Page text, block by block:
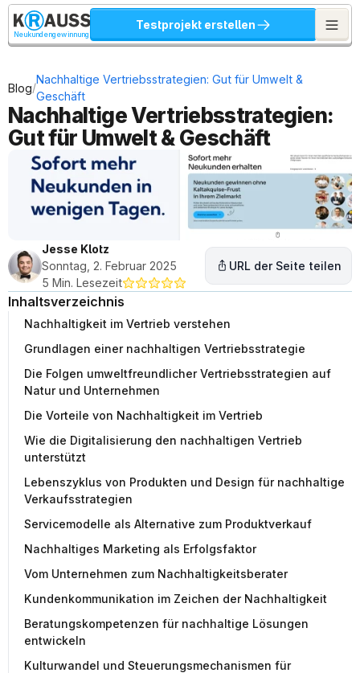
Neukundengewinnung
Testprojekt erstellen
Blog/
Nachhaltige Vertriebsstrategien: Gut für Umwelt &
Geschäft
Nachhaltige Vertriebsstrategien:
Gut für Umwelt & Geschäft
Jesse Klotz
Sonntag, 2. Februar 2025
5 Min. Lesezeit
URL der Seite teilen
Inhaltsverzeichnis
Nachhaltigkeit im Vertrieb verstehen
Grundlagen einer nachhaltigen Vertriebsstrategie
Die Folgen umweltfreundlicher Vertriebsstrategien auf
Natur und Unternehmen
Die Vorteile von Nachhaltigkeit im Vertrieb
Wie die Digitalisierung den nachhaltigen Vertrieb
unterstützt
Lebenszyklus von Produkten und Design für nachhaltige
Verkaufsstrategien
Servicemodelle als Alternative zum Produktverkauf
Nachhaltiges Marketing als Erfolgsfaktor
Vom Unternehmen zum Nachhaltigkeitsberater
Kundenkommunikation im Zeichen der Nachhaltigkeit
Beratungskompetenzen für nachhaltige Lösungen
entwickeln
Kulturwandel und Steuerungsmechanismen für